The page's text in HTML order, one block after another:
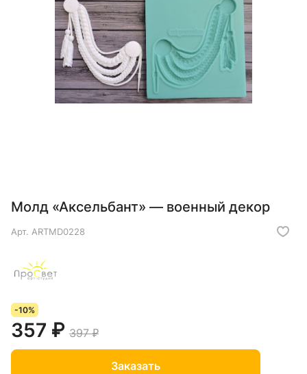
Молд «Аксельбант» — военный декор
Арт. ARTMD0228
-10%
357 ₽ 397 ₽
Заказать